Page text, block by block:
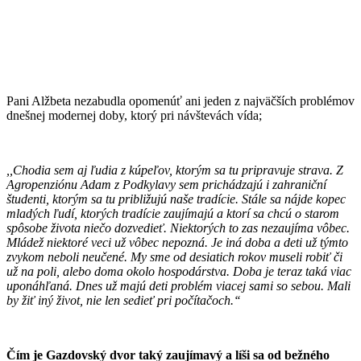
Pani Alžbeta nezabudla opomenúť ani jeden z najväčších problémov
dnešnej modernej doby, ktorý pri návštevách vída;
,,Chodia sem aj ľudia z kúpeľov, ktorým sa tu pripravuje strava. Z
Agropenziónu Adam z Podkylavy sem prichádzajú i zahraniční
študenti, ktorým sa tu približujú naše tradície. Stále sa nájde kopec
mladých ľudí, ktorých tradície zaujímajú a ktorí sa chcú o starom
spôsobe života niečo dozvedieť. Niektorých to zas nezaujíma vôbec.
Mládež niektoré veci už vôbec nepozná. Je iná doba a deti už týmto
zvykom neboli neučené. My sme od desiatich rokov museli robiť či
už na poli, alebo doma okolo hospodárstva. Doba je teraz taká viac
uponáhľaná. Dnes už majú deti problém viacej sami so sebou. Mali
by žiť iný život, nie len sedieť pri počítačoch.‘‘
Čím je Gazdovský dvor taký zaujímavý a líši sa od bežného